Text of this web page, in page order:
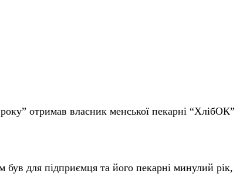
отримав власник менської пекарні “ХлібОК”
для підприємця та його пекарні минулий рік,